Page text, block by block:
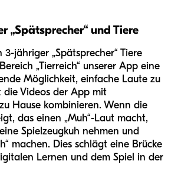
„Spätsprecher“ und Tiere
3-jähriger „Spätsprecher“ Tiere
„Tierreich“ unserer App eine
Möglichkeit, einfache Laute zu
die Videos der App mit
Hause kombinieren. Wenn die
das einen „Muh“-Laut macht,
Spielzeugkuh nehmen und
machen. Dies schlägt eine Brücke
Lernen und dem Spiel in der